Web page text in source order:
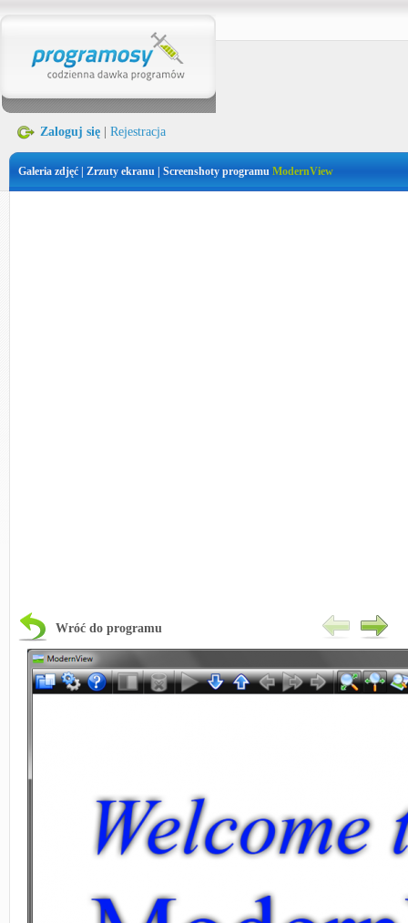
Zaloguj się Rejestracja
Galeria zdjęć | Zrzuty ekranu | Screenshoty programu ModernView
Wróć do programu